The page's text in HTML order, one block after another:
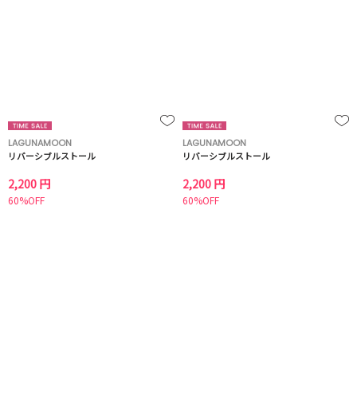
LAGUNAMOON
リバーシブルストール
2,200 円
60%OFF
LAGUNAMOON
リバーシブルストール
2,200 円
60%OFF